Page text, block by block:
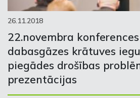
26.11.2018
22.novembra konferences
dabasgāzes krātuves
piegādes drošības
prezentācijas